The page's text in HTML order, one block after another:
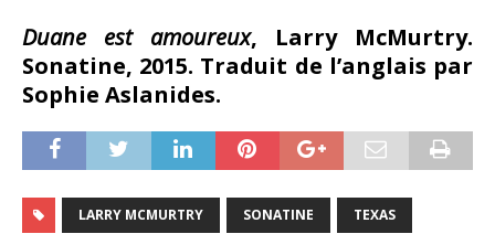
Duane est amoureux, Larry McMurtry.
Sonatine, 2015. Traduit de l’anglais par
Sophie Aslanides.
LARRY MCMURTRY SONATINE TEXAS